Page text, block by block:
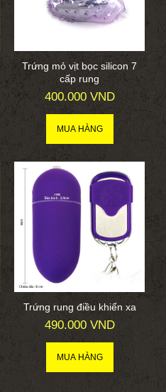
Trứng mỏ vịt bọc silicon 7
cấp rung
400.000 VND
Trứng rung điều khiển xa
490.000 VND